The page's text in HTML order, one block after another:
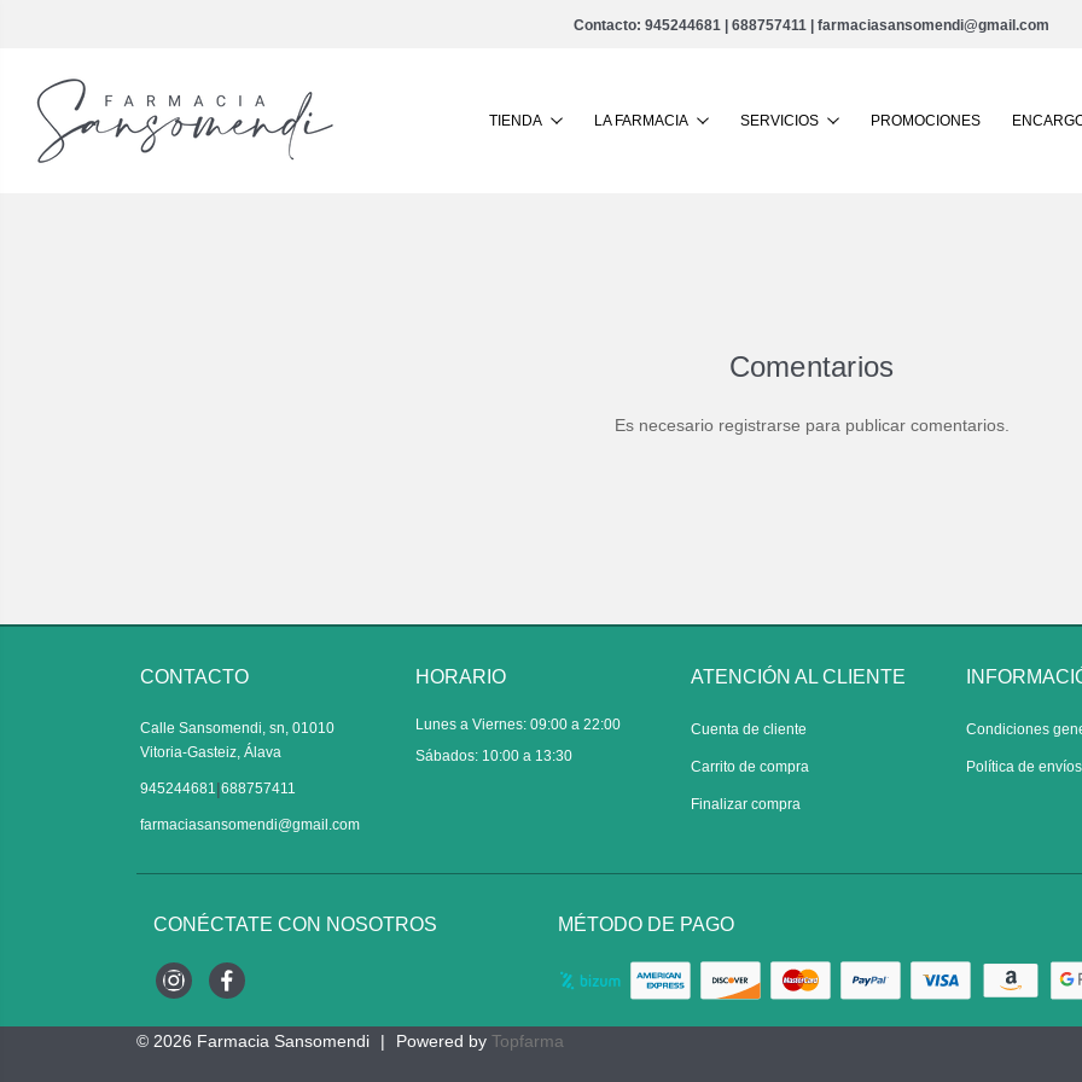
Contacto: 945244681 | 688757411 | farmaciasansomendi@gmail.com
TIENDA LA FARMACIA SERVICIOS PROMOCIONES
Comentarios
Es necesario registrarse para publicar comentarios.
CONTACTO
Calle Sansomendi, sn, 01010
Vitoria-Gasteiz, Álava
945244681|688757411
farmaciasansomendi@gmail.com
HORARIO
Lunes a Viernes: 09:00 a 22:00
Sábados: 10:00 a 13:30
ATENCIÓN AL CLIENTE
Cuenta de cliente
Carrito de compra
Finalizar compra
Condiciones
Política de
CONÉCTATE CON NOSOTROS
InstagramFacebook
MÉTODO DE PAGO
© 2026 Farmacia Sansomendi | Powered by Topfarma